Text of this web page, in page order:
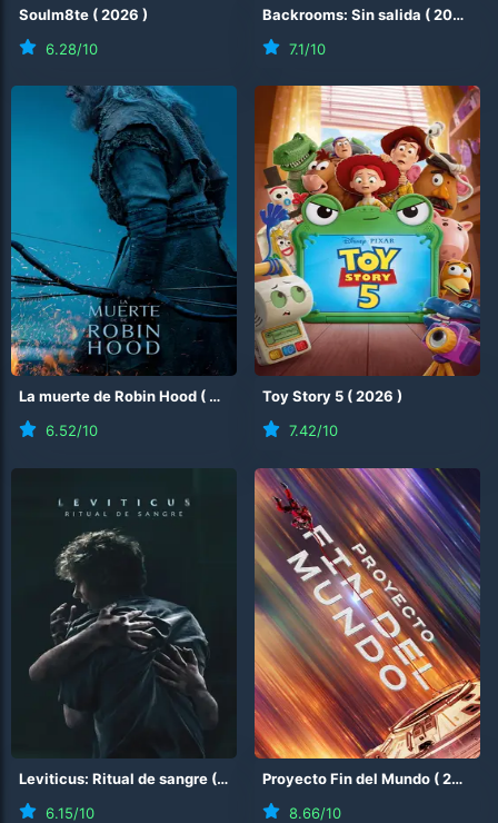
Soulm8te (2026 )
6.28/10
Backrooms: Sin salida (2026
7.1/10
La muerte de Robin Hood ( 2026
6.52/10
Toy Story 5 (2026 )
7.42/10
Leviticus: Ritual de sangre ( 2026
)
6.15/10
Proyecto Fin del Mundo (2026
8.66/10